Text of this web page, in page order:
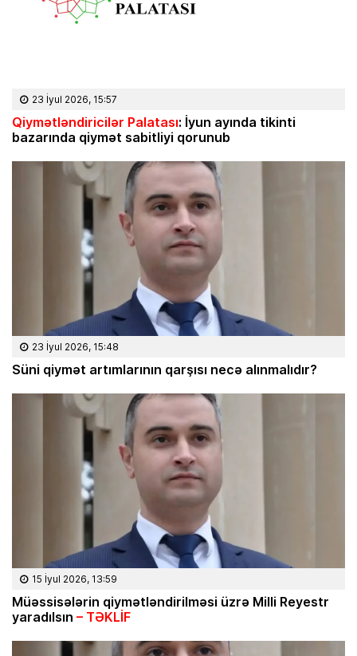
23 İyul 2026, 15:57
Qiymətləndiricilər Palatası: İyun ayında tikinti
bazarında qiymət sabitliyi qorunub
23 İyul 2026, 15:48
Süni qiymət artımlarının qarşısı necə alınmalıdır?
15 İyul 2026, 13:59
Müəssisələrin qiymətləndirilməsi üzrə Milli Reyestr
yaradılsın – TƏKLİF